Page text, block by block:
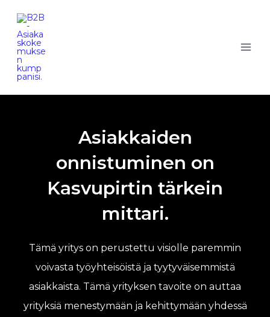
content
Asiakkaiden
onnistuminen on
Kasvupirtin tärkein
mittari.
Tämä yritys on perustettu visiolle paremmin
voivasta työyhteisöistä ja tyytyväisemmistä
asiakkaista. Tämä yrityksen tavoite on auttaa
yrityksiä menestymään ja kehittymään yhdessä